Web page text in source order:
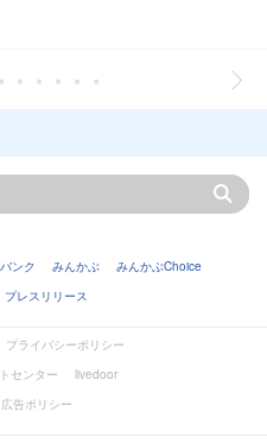
バンク みんかぶ
みんかぶChoice
プレスリリース
プライバシーポリシー
センター
livedoor
告ポリシー